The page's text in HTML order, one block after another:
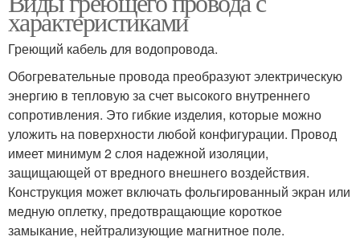
характеристиками
Греющий кабель для водопровода.
Обогревательные провода преобразуют электрическую
энергию в тепловую за счет высокого внутреннего
сопротивления. Это гибкие изделия, которые можно
уложить на поверхности любой конфигурации. Провод
имеет минимум 2 слоя надежной изоляции,
защищающей от вредного внешнего воздействия.
Конструкция может включать фольгированный экран или
медную оплетку, предотвращающие короткое
замыкание, нейтрализующие магнитное поле.